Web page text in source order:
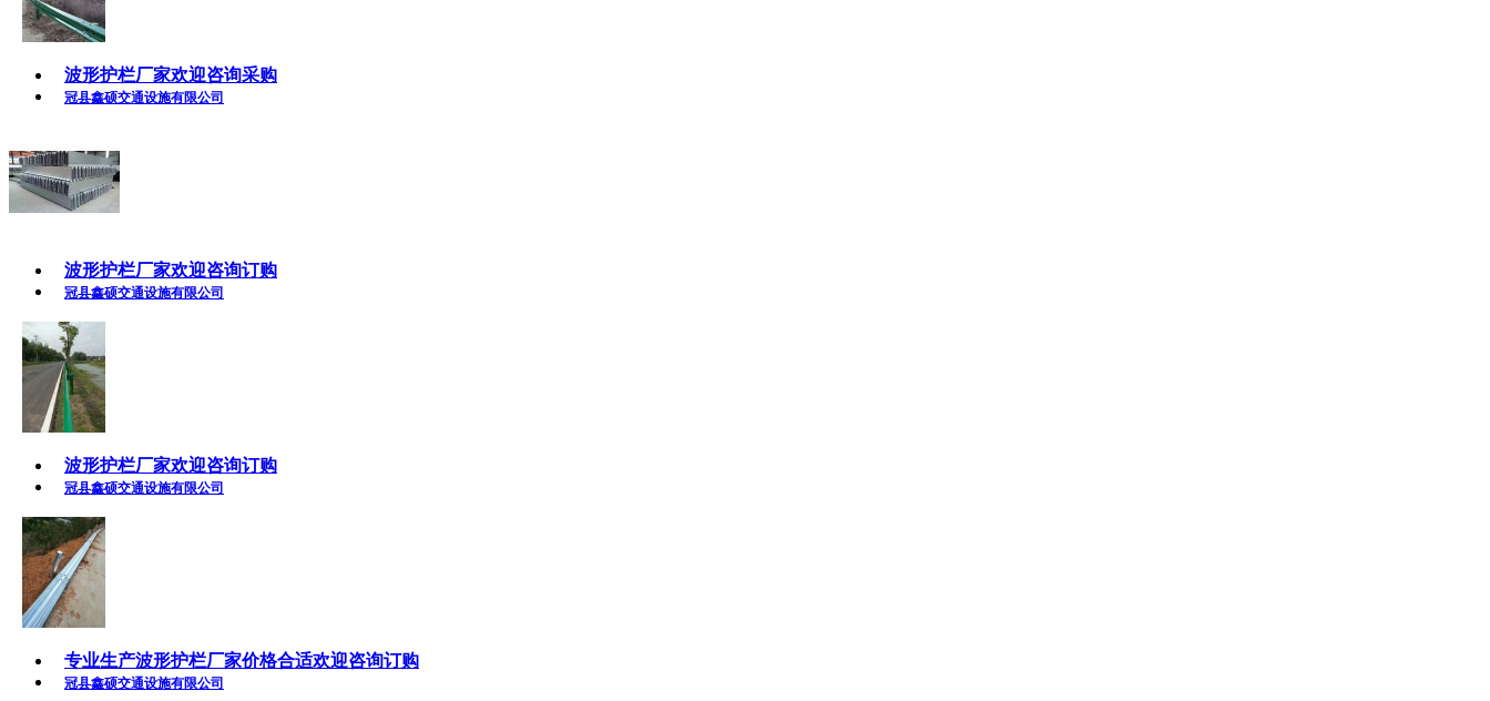
波形护栏厂家欢迎咨询采购
冠县鑫硕交通设施有限公司
波形护栏厂家欢迎咨询订购
冠县鑫硕交通设施有限公司
波形护栏厂家欢迎咨询订购
冠县鑫硕交通设施有限公司
专业生产波形护栏厂家价格合适欢迎咨询订购
冠县鑫硕交通设施有限公司